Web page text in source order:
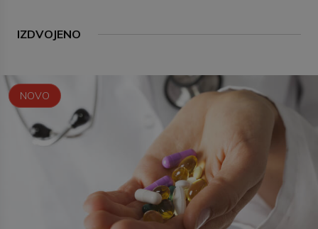
IZDVOJENO
NOVO